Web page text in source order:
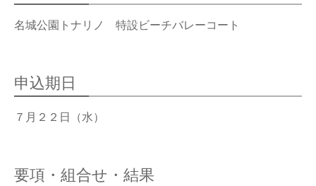
PAST RECORD
名城公園トナリノ 特設ビーチバレーコート
申込期日
７月２２日（水）
要項・組合せ・結果